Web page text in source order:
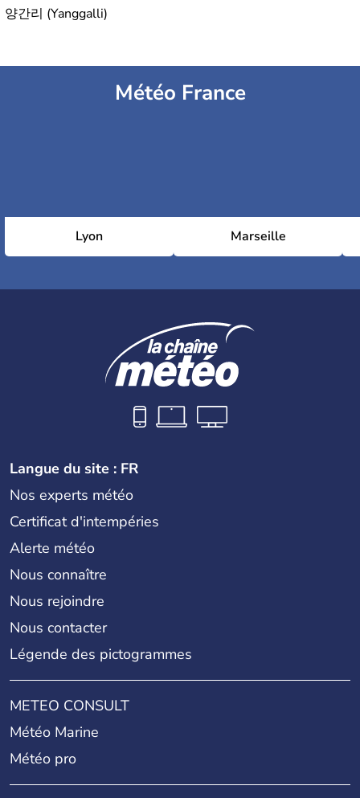
양간리 (Yanggalli)
Météo France
Lyon Marseille
Langue du site : FR
Nos experts météo
Certificat d'intempéries
Alerte météo
Nous connaître
Nous rejoindre
Nous contacter
Légende des pictogrammes
METEO CONSULT
Météo Marine
Météo pro